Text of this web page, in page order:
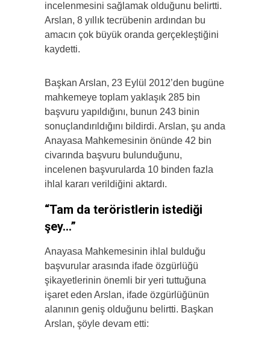
incelenmesini sağlamak olduğunu belirtti.
Arslan, 8 yıllık tecrübenin ardından bu
amacın çok büyük oranda gerçekleştiğini
kaydetti.
Başkan Arslan, 23 Eylül 2012’den bugüne
mahkemeye toplam yaklaşık 285 bin
başvuru yapıldığını, bunun 243 binin
sonuçlandırıldığını bildirdi. Arslan, şu anda
Anayasa Mahkemesinin önünde 42 bin
civarında başvuru bulunduğunu,
incelenen başvurularda 10 binden fazla
ihlal kararı verildiğini aktardı.
“Tam da teröristlerin istediği
şey…”
Anayasa Mahkemesinin ihlal bulduğu
başvurular arasında ifade özgürlüğü
şikayetlerinin önemli bir yeri tuttuğuna
işaret eden Arslan, ifade özgürlüğünün
alanının geniş olduğunu belirtti. Başkan
Arslan, şöyle devam etti: